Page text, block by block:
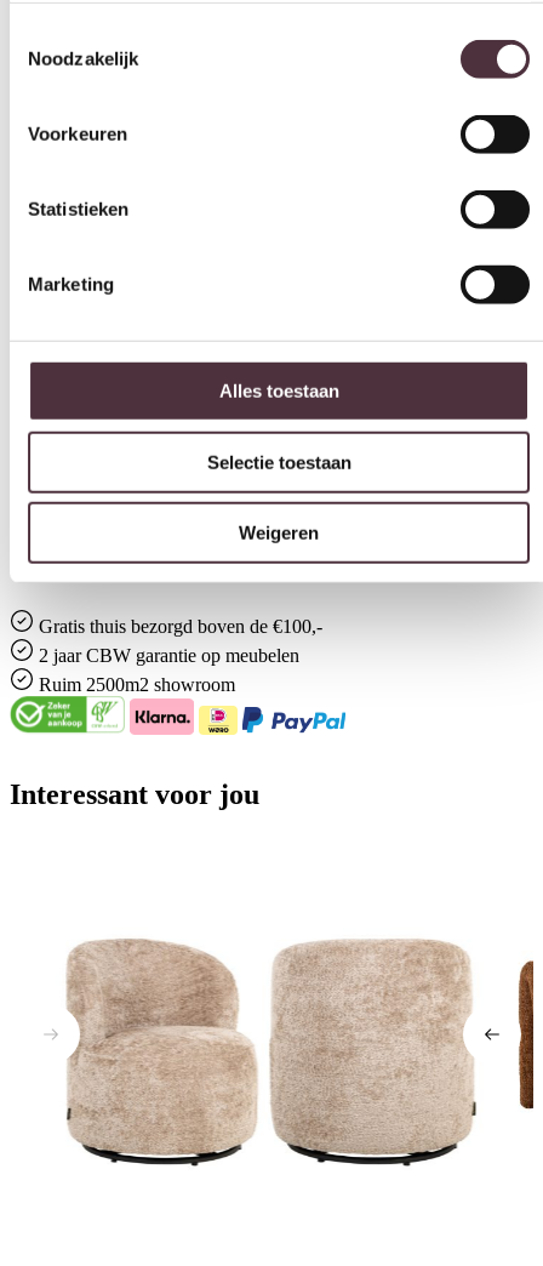
Voorkeuren
Statistieken
Marketing
Selectie toestaan
Weigeren
86 cm
84 cm
57 cm
49,5 cm
Gratis thuis bezorgd boven de €100,-
2 jaar CBW garantie op meubelen
Ruim 2500m2 showroom
Interessant voor jou